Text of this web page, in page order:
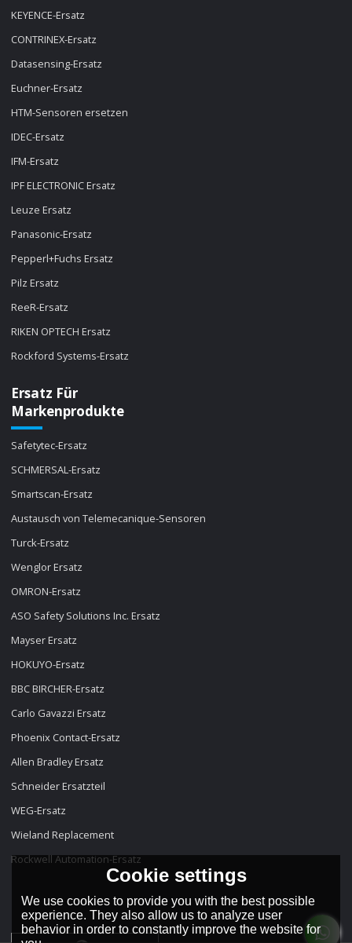
KEYENCE-Ersatz
CONTRINEX-Ersatz
Datasensing-Ersatz
Euchner-Ersatz
HTM-Sensoren ersetzen
IDEC-Ersatz
IFM-Ersatz
IPF ELECTRONIC Ersatz
Leuze Ersatz
Panasonic-Ersatz
Pepperl+Fuchs Ersatz
Pilz Ersatz
ReeR-Ersatz
RIKEN OPTECH Ersatz
Rockford Systems-Ersatz
Ersatz Für
Markenprodukte
Safetytec-Ersatz
SCHMERSAL-Ersatz
Smartscan-Ersatz
Austausch von Telemecanique-Sensoren
Turck-Ersatz
Wenglor Ersatz
OMRON-Ersatz
ASO Safety Solutions Inc. Ersatz
Mayser Ersatz
HOKUYO-Ersatz
BBC BIRCHER-Ersatz
Carlo Gavazzi Ersatz
Phoenix Contact-Ersatz
Allen Bradley Ersatz
Schneider Ersatzteil
WEG-Ersatz
Wieland Replacement
Rockwell Automation-Ersatz
Cookie settings
We use cookies to provide you with the best possible
experience. They also allow us to analyze user
behavior in order to constantly improve the website for